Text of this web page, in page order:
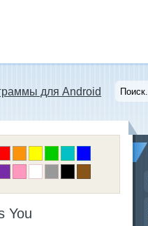
для Android
You